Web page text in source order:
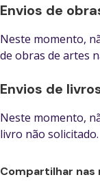
Envios de
Neste momento,
de obras de artes
Envios de
Neste momento,
livro não solicitado.
Compartilhar nas